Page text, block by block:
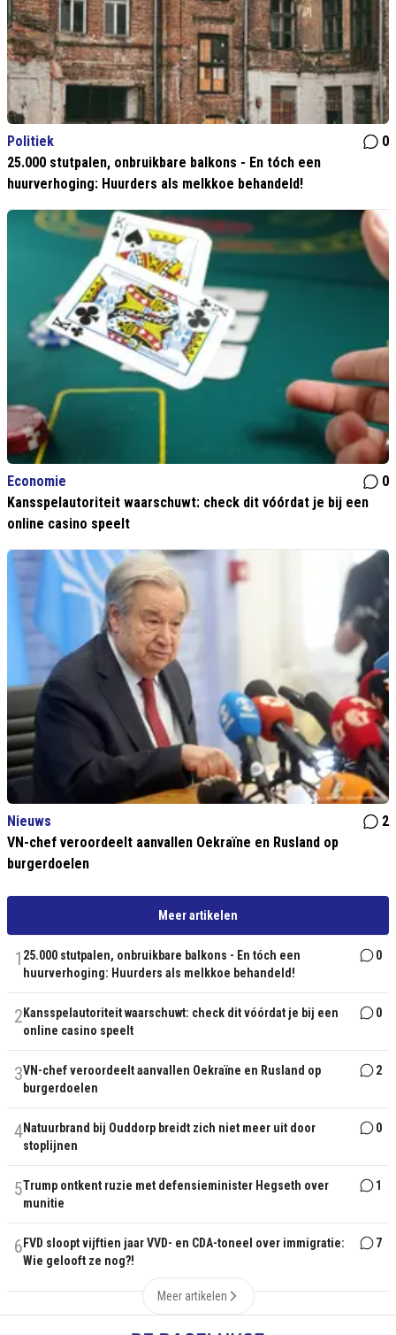
Politiek
0
25.000 stutpalen, onbruikbare balkons - En tóch een
huurverhoging: Huurders als melkkoe behandeld!
Economie
0
Kansspelautoriteit waarschuwt: check dit vóórdat je bij een
online casino speelt
Nieuws
2
VN-chef veroordeelt aanvallen Oekraïne en Rusland op
burgerdoelen
Meer artikelen
1 25.000 stutpalen, onbruikbare balkons - En tóch een
huurverhoging: Huurders als melkkoe behandeld!
0
2 Kansspelautoriteit waarschuwt: check dit vóórdat je bij een
online casino speelt
0
3VN-chef veroordeelt aanvallen Oekraïne en Rusland op
burgerdoelen
2
4Natuurbrand bij Ouddorp breidt zich niet meer uit door
stoplijnen
0
5Trump ontkent ruzie met defensieminister Hegseth over
munitie
1
6 FVD sloopt vijftien jaar VVD- en CDA-toneel over immigratie:
Wie gelooft ze nog?!
7
Meer artikelen